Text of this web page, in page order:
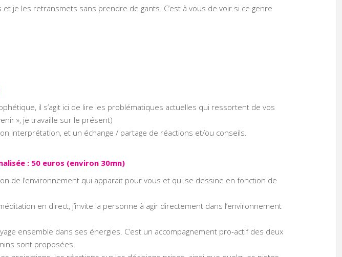
je les retransmets sans prendre de gants. C’est à vous de voir si ce genre
il s’agit ici de lire les problématiques actuelles qui ressortent de vos
», je travaille sur le présent)
interprétation, et un échange / partage de réactions et/ou conseils.
: 50 euros (environ 30mn)
de l’environnement qui apparait pour vous et qui se dessine en fonction de
en direct, j’invite la personne à agir directement dans l’environnement
ensemble dans ses énergies. C’est un accompagnement pro-actif des deux
sont proposées.